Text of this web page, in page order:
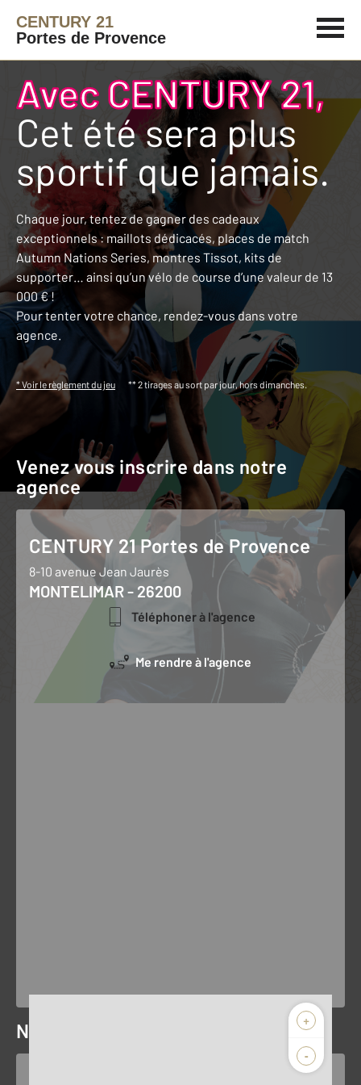
CENTURY 21
Portes de Provence
Avec CENTURY 21,
Cet été sera plus
sportif que jamais.
Chaque jour, tentez de gagner des cadeaux
exceptionnels : maillots dédicacés, places de match
Autumn Nations Series, montres Tissot, kits de
supporter… ainsi qu’un vélo de course d’une valeur de 13
000 € !
Pour tenter votre chance, rendez-vous dans votre
agence.
* Voir le règlement du jeu ** 2 tirages au sort par jour, hors dimanches.
Venez vous inscrire dans notre
agence
CENTURY 21 Portes de Provence
8-10 avenue Jean Jaurès
MONTELIMAR - 26200
Téléphoner à l'agence
Me rendre à l'agence
+
-